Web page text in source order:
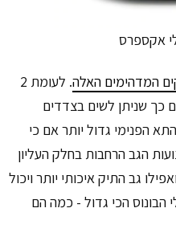
המדהימים האלה
. לעומת 2
כך שניתן לשים בצדדים
הפנימי גדול יותר אם כי
הגב הרחבות בחלק העליון
גב התיק איכותי יותר ויכול
הבונוס הכי גדול - כמה הם